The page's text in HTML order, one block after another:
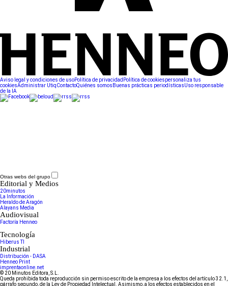
Aviso legal y condiciones de usoPolítica de privacidad Política de cookiespersonaliza tus
cookiesAdministrar UtiqContactoQuiénes somos Buenas prácticas periodísticasUso responsable
de la IA
Otras webs del grupo
Editorial y Medios
20minutos
La Información
Heraldo de Aragón
Alayans Media
Audiovisual
Factoría Henneo
Tecnología
Hiberus TI
Industrial
Distribución - DASA
Henneo Print
imprentaonline.net
© 20 Minutos Editora, S.L.
Queda prohibida toda reproducción sin permiso escrito de la empresa a los efectos del artículo 32.1,
párrafo segundo, de la Ley de Propiedad Intelectual. Asimismo, a los efectos establecidos en el